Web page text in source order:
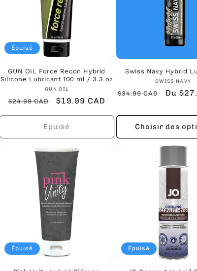
Épuisé
GUN OIL Force Recon Hybrid
Silicone Lubricant 100 ml / 3.3 oz
Fournisseur :
GUN OIL
Prix
$24.99 CAD
Prix
$19.99 CAD
Épuisé
Swiss Navy Hybrid
SWISS NAVY
Prix
$34.99 CAD
Prix
Du
Choisir des
Épuisé Épuisé